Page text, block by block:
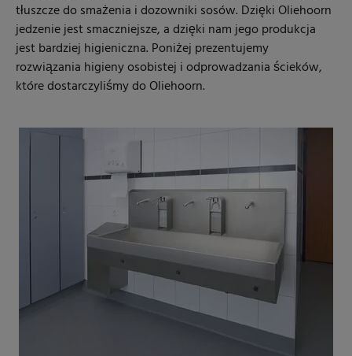
tłuszcze do smażenia i dozowniki sosów. Dzięki Oliehoorn
jedzenie jest smaczniejsze, a dzięki nam jego produkcja
jest bardziej higieniczna. Poniżej prezentujemy
rozwiązania higieny osobistej i odprowadzania ścieków,
które dostarczyliśmy do Oliehoorn.